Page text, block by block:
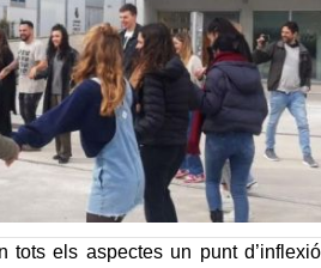
tots els aspectes un punt d’inflexió